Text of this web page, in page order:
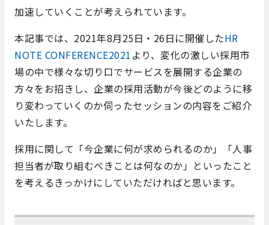
加速していくことが考えられています。
本記事では、2021年8月25日・26日に開催したHR
NOTE CONFERENCE2021 より、変化の激しい採用市
場の中で様々な切り口でサービスを展開する企業の
方々をお招きし、企業の採用活動が今後どのように移
り変わっていくのか伺ったセッションの内容をご紹介
いたします。
採用に関して「今企業に何が求められるのか」「人事
担当者が取り組むべきことは何なのか」といったこと
を考えるきっかけにしていただければと思います。